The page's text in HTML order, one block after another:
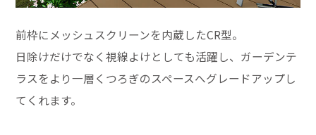
前枠にメッシュスクリーンを内蔵したCR型。
日除けだけでなく視線よけとしても活躍し、ガーデンテ
ラスをより一層くつろぎのスペースへグレードアップし
てくれます。